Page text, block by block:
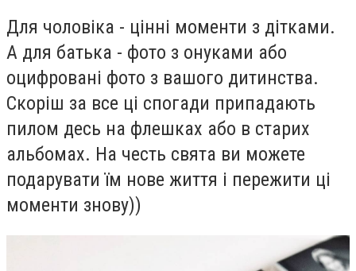
Для чоловіка - цінні моменти з дітками.
А для батька - фото з онуками або
оцифровані фото з вашого дитинства.
Скоріш за все ці спогади припадають
пилом десь на флешках або в старих
альбомах. На честь свята ви можете
подарувати їм нове життя і пережити ці
моменти знову))